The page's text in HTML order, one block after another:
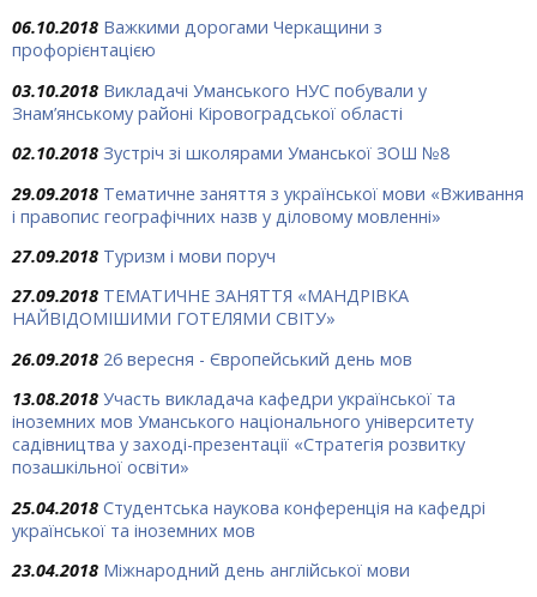
06.10.2018 Важкими дорогами Черкащини з
профорієнтацією
03.10.2018 Викладачі Уманського НУС побували у
Знам’янському районі Кіровоградської області
02.10.2018 Зустріч зі школярами Уманської ЗОШ №8
29.09.2018 Тематичне заняття з української мови «Вживання
і правопис географічних назв у діловому мовленні»
27.09.2018 Туризм і мови поруч
27.09.2018 ТЕМАТИЧНЕ ЗАНЯТТЯ «МАНДРІВКА
НАЙВІДОМІШИМИ ГОТЕЛЯМИ СВІТУ»
26.09.2018 26 вересня - Європейський день мов
13.08.2018 Участь викладача кафедри української та
іноземних мов Уманського національного університету
садівництва у заході-презентації «Стратегія розвитку
позашкільної освіти»
25.04.2018 Студентська наукова конференція на кафедрі
української та іноземних мов
23.04.2018 Міжнародний день англійської мови